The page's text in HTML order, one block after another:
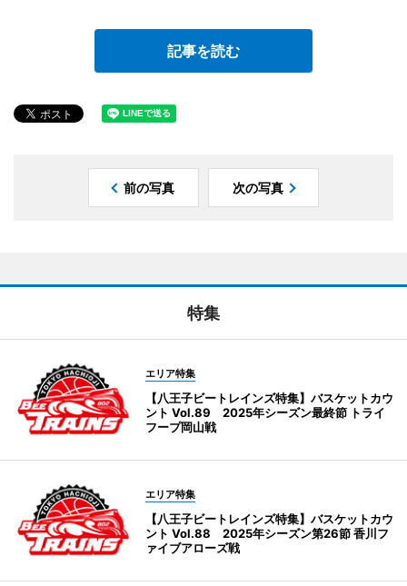
記事を読む
前の写真 次の写真
特集
エリア特集
【八王子ビートレインズ特集】バスケットカウ
ント Vol.89 2025年シーズン最終節 トライ
フープ岡山戦
エリア特集
【八王子ビートレインズ特集】バスケットカウ
ント Vol.88 2025年シーズン第26節 香川フ
ァイブアローズ戦